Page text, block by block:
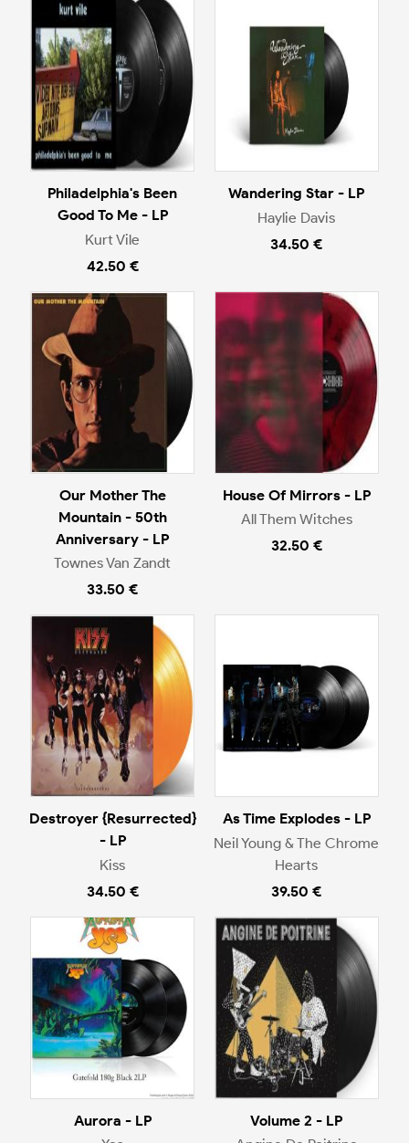
Philadelphia's Been
Good To Me - LP
Kurt Vile
42.50 €
Wandering Star - LP
Haylie Davis
34.50 €
Our Mother The
Mountain - 50th
Anniversary - LP
Townes Van Zandt
33.50 €
House Of Mirrors - LP
All Them Witches
32.50 €
Destroyer {Resurrected}
- LP
Kiss
34.50 €
As Time Explodes - LP
Neil Young & The Chrome
Hearts
39.50 €
Aurora - LP
Volume 2 - LP